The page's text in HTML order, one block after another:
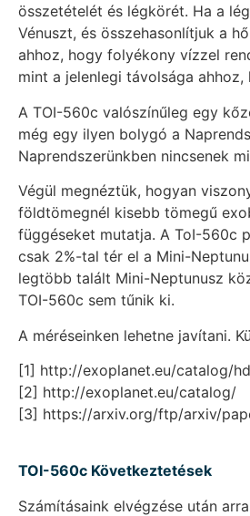
összetételét és légkörét. Ha a
Vénuszt, és összehasonlítjuk a
ahhoz, hogy folyékony vízzel
mint a jelenlegi távolsága
A TOI-560c valószínűleg egy
még egy ilyen bolygó a
Naprendszerünkben nincsenek
Végül megnéztük, hogyan
földtömegnél kisebb tömegű
függéseket mutatja. A ToI-560c
csak 2%-tal tér el a Mini-
legtöbb talált Mini-Neptunusz
TOI-560c sem tűnik ki.
A méréseinken lehetne javítani.
[1] http://exoplanet.eu/catalog/
[2] http://exoplanet.eu/catalog/
[3] https://arxiv.org/ftp/arxiv/
TOI-560c Következtetések
Számításaink elvégzése után